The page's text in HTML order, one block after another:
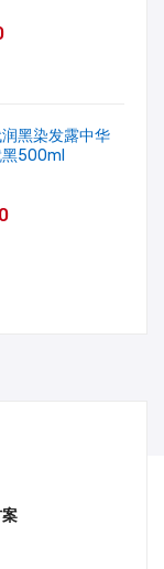
黑染发露中华
500ml